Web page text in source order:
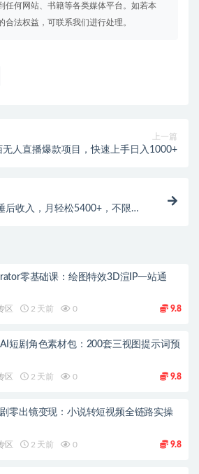
任何网站、书籍等各类媒体平台。如若本
合法权益，可联系我们进行处理。
上一篇
无人直播爆款项目，快速上手日入1000+
后收入，月轻松5400+，不限男
零基础课：绘图特效3D渲IP一站通
区 2 天前 0 9.8
短剧角色素材包：200套三视图提示词预
区 2 天前 0 9.8
零出镜变现：小说转短视频全链路实操
区 2 天前 0 9.8